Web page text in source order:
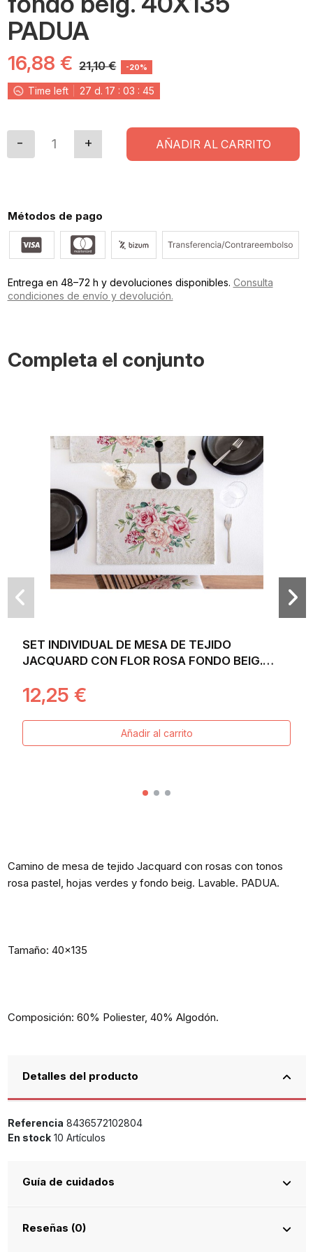
PADUA
16,88 € 21,10 € -20%
Time left 27 d. 17 : 03 : 44
AÑADIR AL CARRITO
Métodos de pago
Entrega en 48–72 h y devoluciones disponibles. Consulta
condiciones de envío y devolución.
Completa el conjunto
SET INDIVIDUAL DE MESA DE TEJIDO
JACQUARD CON FLOR ROSA FONDO BEIG.
12,25 €
Añadir al carrito
Camino de mesa de tejido Jacquard con rosas con tonos
rosa pastel, hojas verdes y fondo beig. Lavable. PADUA.
Tamaño: 40x135
Composición: 60% Poliester, 40% Algodón.
Detalles del producto
Referencia 8436572102804
En stock 10 Artículos
Guía de cuidados
Reseñas (0)